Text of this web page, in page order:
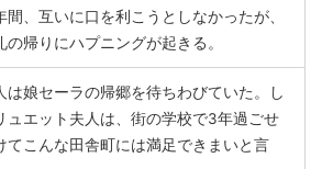
間、互いに口を利こうとしなかったが、
の帰りにハプニングが起きる。
は娘セーラの帰郷を待ちわびていた。し
ュエット夫人は、街の学校で3年過ごせ
てこんな田舎町には満足できまいと言